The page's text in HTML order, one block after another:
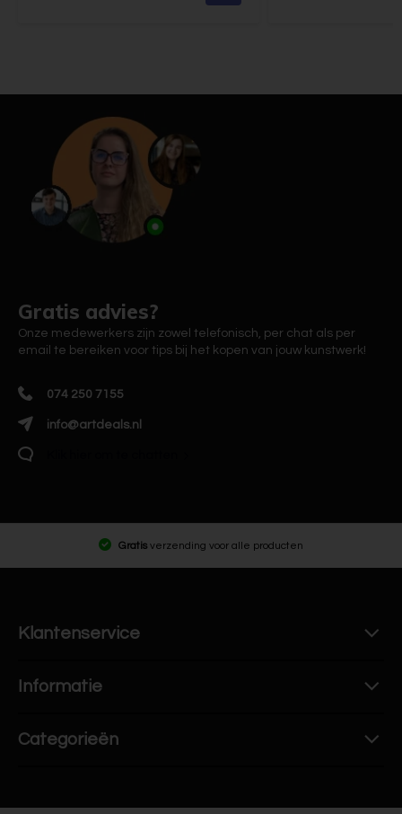
Gratis advies?
Onze medewerkers zijn zowel telefonisch, per chat als per
email te bereiken voor tips bij het kopen van jouw kunstwerk!
074 250 7155
info@artdeals.nl
Gratis verzending voor alle producten
Klantenservice
Informatie
Categorieën